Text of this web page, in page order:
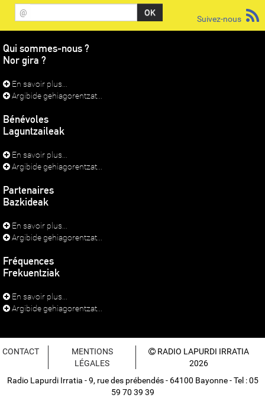
@
Suivez-nous
Qui sommes-nous ?
Nor gira ?
En savoir plus...
Argibide gehiagorentzat...
Bénévoles
Laguntzaileak
En savoir plus...
Argibide gehiagorentzat...
Partenaires
Bazkideak
En savoir plus...
Argibide gehiagorentzat...
Fréquences
Frekuentziak
En savoir plus...
Argibide gehiagorentzat...
CONTACT
MENTIONS
LÉGALES
RADIO LAPURDI IRRATIA
2026
Radio Lapurdi Irratia - 9, rue des prébendés - 64100 Bayonne - Tel : 05
59 70 39 39